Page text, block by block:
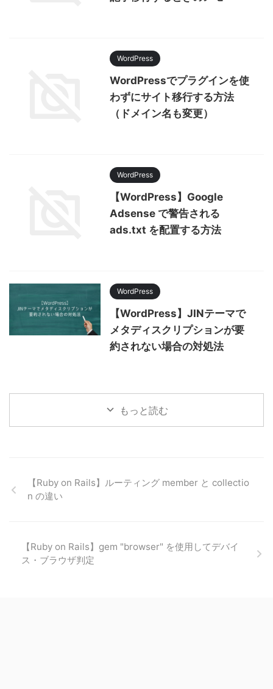
WordPress
WordPressでプラグインを使
わずにサイト移行する方法
（ドメイン名も変更）
WordPress
【WordPress】Google
Adsense で警告される
ads.txt を配置する方法
WordPress
【WordPress】JINテーマで
メタディスクリプションが要
約されない場合の対処法
もっと読む
【Ruby on Rails】ルーティング member と collectio
n の違い
【Ruby on Rails】gem "browser" を使用してデバイ
ス・ブラウザ判定